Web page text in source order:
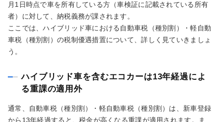
月1日時点で車を所有している方（車検証に記載されている所有
者）に対して、納税義務が課されます。
ここでは、ハイブリッド車における自動車税（種別割）・軽自動
車税（種別割）の税制優遇措置について、詳しく見ていきましょ
う。
ハイブリッド車を含むエコカーは13年経過によ
る重課の適用外
通常、自動車税（種別割）・軽自動車税（種別割）は、新車登録
から13年経過すると、税金が高くなる重課が適用されます。ま